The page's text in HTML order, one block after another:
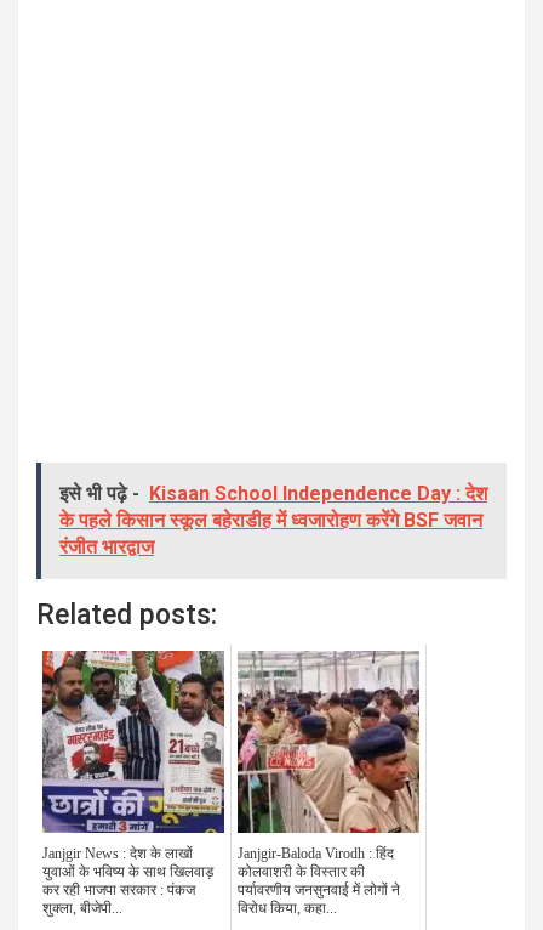
इसे भी पढ़े -
Kisaan School Independence Day : देश
के पहले किसान स्कूल बहेराडीह में ध्वजारोहण करेंगे BSF जवान
रंजीत भारद्वाज
Related posts:
Janjgir News : देश के लाखों
युवाओं के भविष्य के साथ खिलवाड़
कर रही भाजपा सरकार : पंकज
शुक्ला, बीजेपी...
Janjgir-Baloda Virodh : हिंद
कोलवाशरी के विस्तार की
पर्यावरणीय जनसुनवाई में लोगों ने
विरोध किया, कहा...